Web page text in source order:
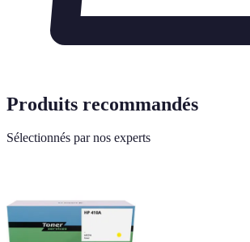
Produits recommandés
Sélectionnés par nos experts